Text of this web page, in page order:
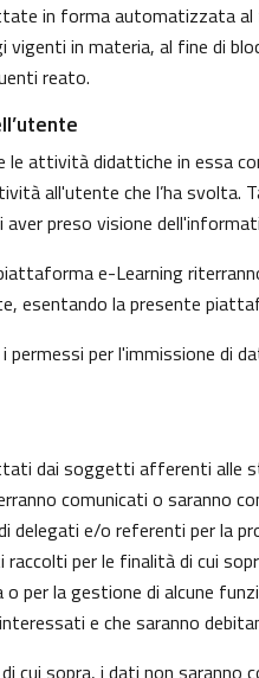
in forma automatizzata
in materia, al fine di
reato.
attività didattiche in essa
all'utente che l’ha
preso visione
e-Learning
esentando la presente
per l'immissione di
dai soggetti afferenti alle
comunicati o saranno
delegati e/o referenti per la
raccolti per le finalità di cui
per la gestione di alcune
e che saranno
cui sopra, i dati non